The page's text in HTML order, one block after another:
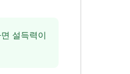
설득력이